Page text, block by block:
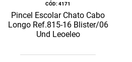
:4171
Pincel Escolar Chato Cabo
Longo Ref.815-16 Blister/06
Und Leoeleo